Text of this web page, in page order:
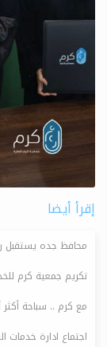
إقرأ أيضا
محافظ جده يستقبل
تكريم جمعية كرم
مع كرم .. سباحة أكثر
اجتماع ادارة خدمات